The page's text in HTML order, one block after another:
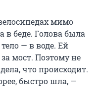
мимо
в беде. Голова была
— в воде. Ей
мост. Поэтому не
что происходит.
быстро шла, —